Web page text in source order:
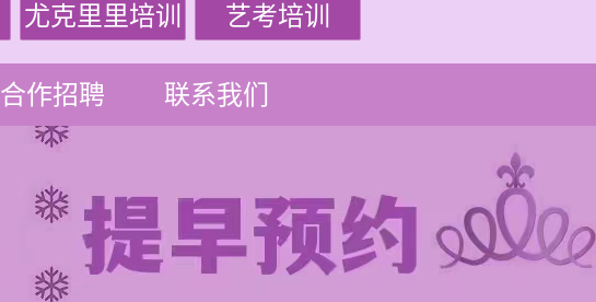
尤克里里培训 艺考培训
合作招聘 联系我们